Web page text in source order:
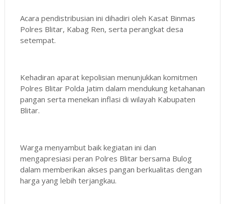
Acara pendistribusian ini dihadiri oleh Kasat Binmas
Polres Blitar, Kabag Ren, serta perangkat desa
setempat.
Kehadiran aparat kepolisian menunjukkan komitmen
Polres Blitar Polda Jatim dalam mendukung ketahanan
pangan serta menekan inflasi di wilayah Kabupaten
Blitar.
Warga menyambut baik kegiatan ini dan
mengapresiasi peran Polres Blitar bersama Bulog
dalam memberikan akses pangan berkualitas dengan
harga yang lebih terjangkau.